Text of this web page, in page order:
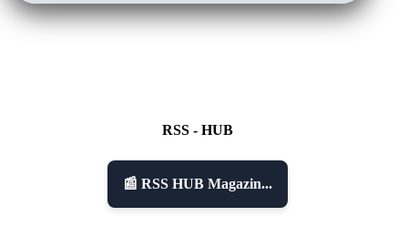
RSS - HUB
📰 RSS HUB Magazin...